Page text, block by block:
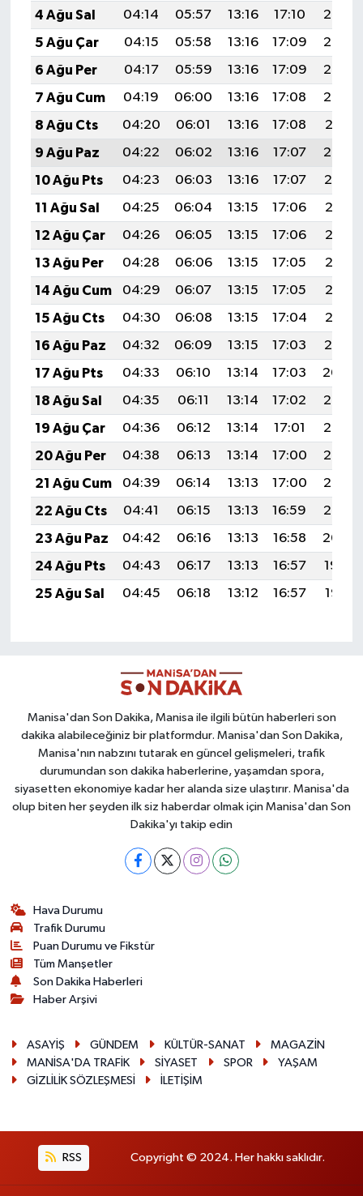
4 Ağu Sal
04:14 05:57 13:16 17:10
20:26
5 Ağu Çar
04:15 05:58 13:16 17:09
20:25
6 Ağu Per
04:17 05:59 13:16 17:09
20:24
7 Ağu Cum
04:19 06:00 13:16 17:08
20:22
8 Ağu Cts
04:20 06:01 13:16 17:08
20:21
9 Ağu Paz
04:22 06:02 13:16 17:07
20:20
10 Ağu Pts
04:23 06:03 13:16 17:07
20:19
11 Ağu Sal
04:25 06:04 13:15 17:06
20:17
12 Ağu Çar
04:26 06:05 13:15 17:06
20:16
13 Ağu Per
04:28 06:06 13:15 17:05
20:15
14 Ağu Cum
04:29 06:07 13:15 17:05
20:13
15 Ağu Cts
04:30 06:08 13:15 17:04
20:12
16 Ağu Paz
04:32 06:09 13:15 17:03
20:10
17 Ağu Pts
04:33 06:10 13:14 17:03
20:09
18 Ağu Sal
04:35 06:11 13:14 17:02
20:08
19 Ağu Çar
04:36 06:12 13:14 17:01
20:06
20 Ağu Per
04:38 06:13 13:14 17:00
20:05
21 Ağu Cum
04:39 06:14 13:13 17:00
20:03
22 Ağu Cts
04:41 06:15 13:13 16:59
20:02
23 Ağu Paz
04:42 06:16 13:13 16:58
20:00
24 Ağu Pts
04:43 06:17 13:13 16:57
19:59
25 Ağu Sal
04:45 06:18 13:12 16:57 19:57
Manisa'dan Son Dakika, Manisa ile ilgili bütün haberleri son
dakika alabileceğiniz bir platformdur. Manisa'dan Son Dakika,
Manisa'nın nabzını tutarak en güncel gelişmeleri, trafik
durumundan son dakika haberlerine, yaşamdan spora,
siyasetten ekonomiye kadar her alanda size ulaştırır. Manisa'da
olup biten her şeyden ilk siz haberdar olmak için Manisa'dan Son
Dakika'yı takip edin
Hava Durumu
Trafik Durumu
Puan Durumu ve Fikstür
Tüm Manşetler
Son Dakika Haberleri
Haber Arşivi
ASAYİŞ GÜNDEM KÜLTÜR-SANAT
MAGAZİN
MANİSA'DA TRAFİK
SİYASET SPOR
YAŞAM
GİZLİLİK SÖZLEŞMESİ
İLETİŞİM
RSS Copyright © 2024. Her hakkı saklıdır.